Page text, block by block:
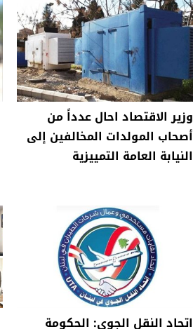
وزير الاقتصاد احال عدداً من
أصحاب المولدات المخالفين إلى
النيابة العامة التمييزية
اتحاد النقل الجوي: الحكومة